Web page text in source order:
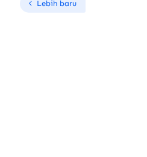
Lebih baru